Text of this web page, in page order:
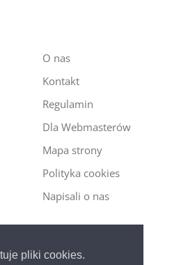
pliki cookies.
O nas
Kontakt
Regulamin
Dla Webmasterów
Mapa strony
Polityka cookies
Napisali o nas